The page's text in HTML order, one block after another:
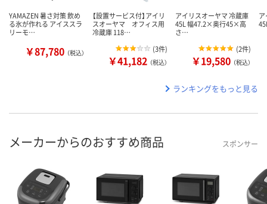
YAMAZEN 暑さ対策 飲め
る氷が作れる アイススラ
リーモ…
￥87,780 （税込）
【設置サービス付】アイリ
スオーヤマ オフィス用
冷蔵庫 118…
(3件)
￥41,182 （税込）
アイリスオーヤマ 冷蔵庫
45L 幅47.2×奥行45×高
さ…
(2件)
￥19,580 （税込）
ランキングをもっと見る
メーカーからのおすすめ商品 スポンサー